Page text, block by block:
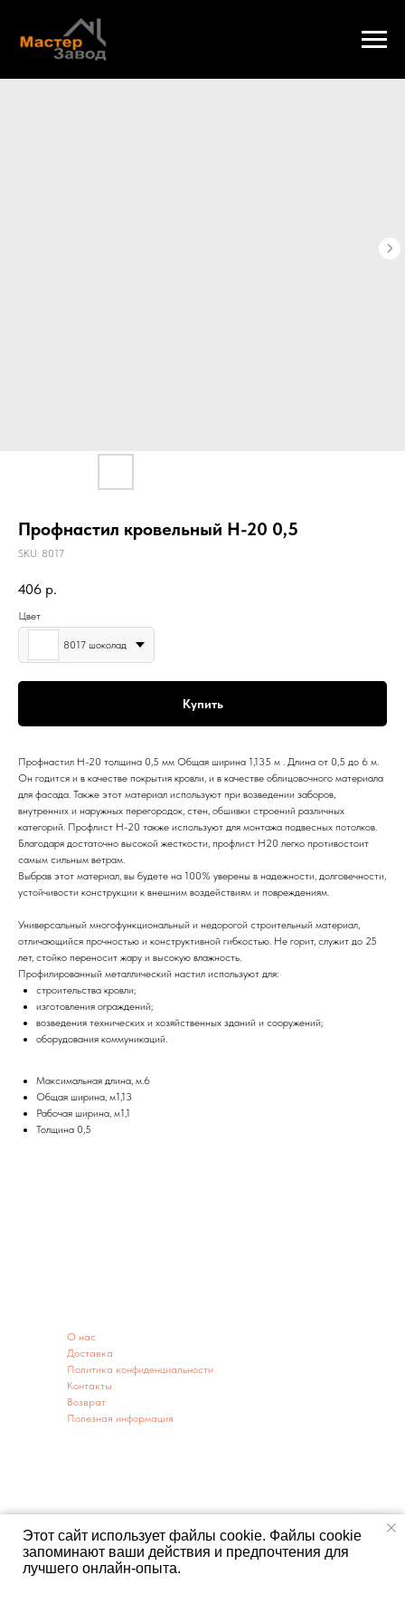
Этот сайт использует файлы cookie. Файлы cookie
запоминают ваши действия и предпочтения для
лучшего онлайн-опыта.
Профнастил кровельный Н-20 0,5
SKU: 8017
406 р.
Цвет
8017 шоколад
Купить
Профнастил Н-20 толщина 0,5 мм Общая ширина 1,135 м . Длина от 0,5 до 6 м.
Он годится и в качестве покрытия кровли, и в качестве облицовочного материала
для фасада. Также этот материал используют при возведении заборов,
внутренних и наружных перегородок, стен, обшивки строений различных
категорий. Профлист Н-20 также используют для монтажа подвесных потолков.
Благодаря достаточно высокой жесткости, профлист Н20 легко противостоит
самым сильным ветрам.
Выбрав этот материал, вы будете на 100% уверены в надежности, долговечности,
устойчивости конструкции к внешним воздействиям и повреждениям.
Универсальный многофункциональный и недорогой строительный материал,
отличающийся прочностью и конструктивной гибкостью. Не горит, служит до 25
лет, стойко переносит жару и высокую влажность.
Профилированный металлический настил используют для:
строительства кровли;
изготовления ограждений;
возведения технических и хозяйственных зданий и сооружений;
оборудования коммуникаций.
Максимальная длина, м.6
Общая ширина, м1,13
Рабочая ширина, м1,1
Толщина 0,5
O нас
Доставка
Политика конфиденциальности
Контакты
Возврат
Полезная информация
г. Тюмень ул. Республики 203 (территория парковки)
Телефон:
8950-493-00-78,8(34542)9-04-41,8980-929-37-69
Мы открыты: ежедневно с 9:00-19:00
Напишите нам